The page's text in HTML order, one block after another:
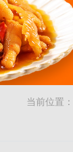
当前位置：